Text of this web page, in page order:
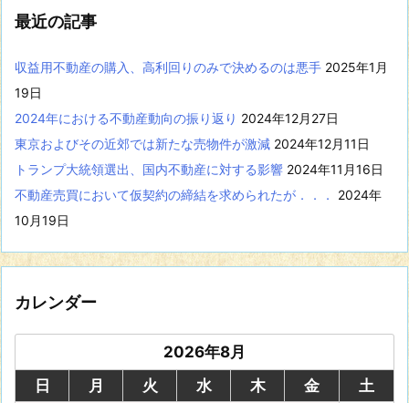
示
最近の記事
収益用不動産の購入、高利回りのみで決めるのは悪手 2025年1月
19日
2024年における不動産動向の振り返り 2024年12月27日
東京およびその近郊では新たな売物件が激減 2024年12月11日
トランプ大統領選出、国内不動産に対する影響 2024年11月16日
不動産売買において仮契約の締結を求められたが．．．
2024年
10月19日
カレンダー
2026年8月
日
月 火 水 木 金
土